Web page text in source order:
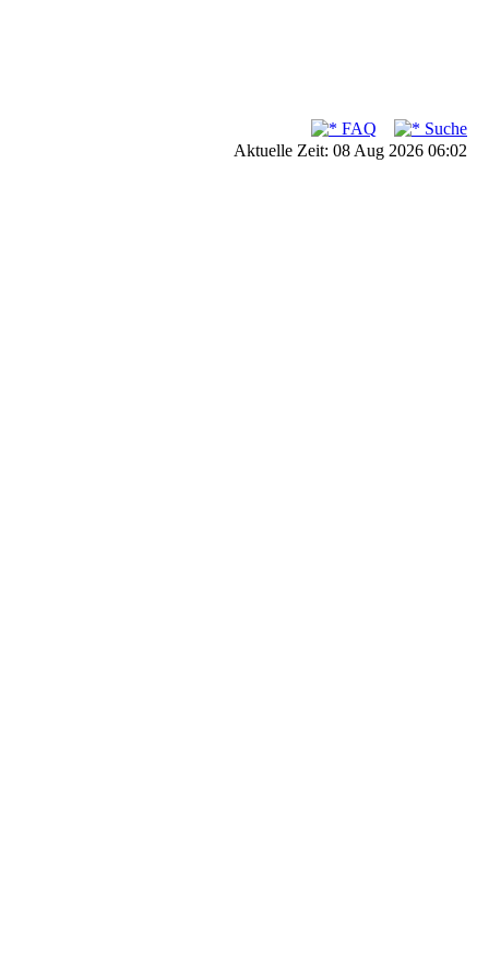
FAQ
Suche
Aktuelle Zeit: 08 Aug 2026 06:02